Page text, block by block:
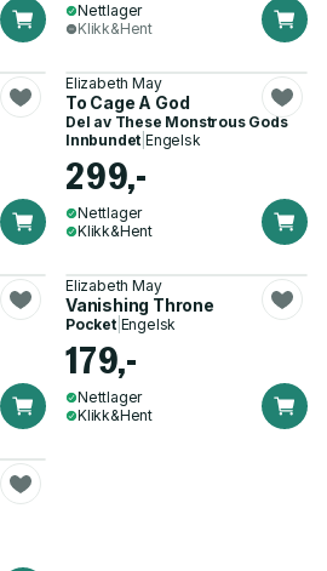
Nettlager
Klikk&Hent
Elizabeth May
To Cage A God
Del av These Monstrous Gods
Innbundet |Engelsk
299,-
Nettlager
Klikk&Hent
Elizabeth May
Vanishing Throne
Pocket| Engelsk
179,-
Nettlager
Klikk&Hent